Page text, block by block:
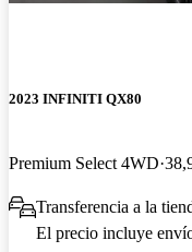
2023 INFINITI QX80
Premium Select 4WD
Transferencia a la
El precio incluye